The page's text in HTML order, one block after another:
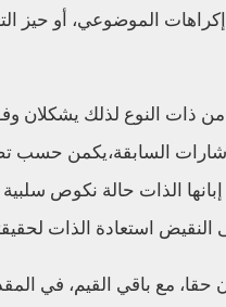
كراهات الموضوعي، أو حيز
من ذات النوع لذلك يشكلان
السابقة،يكمن حسب
إبانها الذات حالة نكوص سلبية
النقيض استعادة الذات
حقا، مع باقي القيم، في